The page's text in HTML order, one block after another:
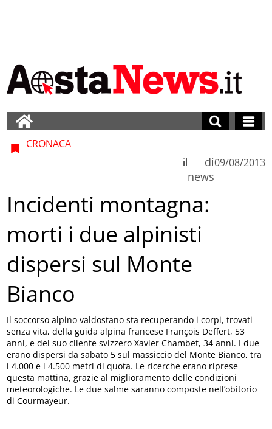
CRONACA
di
news
il 09/08/2013
Incidenti montagna:
morti i due alpinisti
dispersi sul Monte
Bianco
Il soccorso alpino valdostano sta recuperando i corpi, trovati
senza vita, della guida alpina francese François Deffert, 53
anni, e del suo cliente svizzero Xavier Chambet, 34 anni. I due
erano dispersi da sabato 5 sul massiccio del Monte Bianco, tra
i 4.000 e i 4.500 metri di quota. Le ricerche erano riprese
questa mattina, grazie al miglioramento delle condizioni
meteorologiche. Le due salme saranno composte nell’obitorio
di Courmayeur.